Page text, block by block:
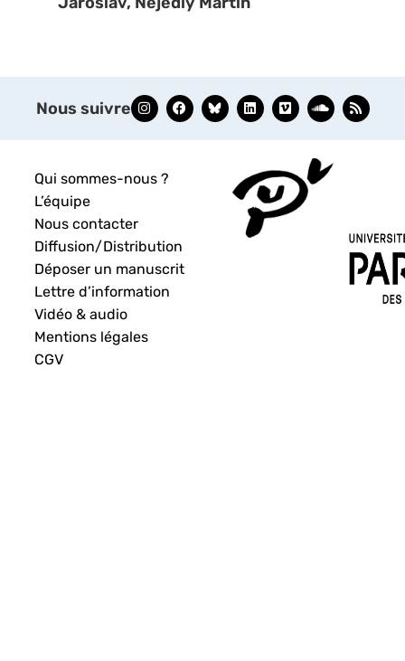
Nous suivre
Qui sommes-nous ?
L’équipe
Nous contacter
Diffusion/Distribution
Déposer un manuscrit
Lettre d’information
Vidéo & audio
Mentions légales
CGV